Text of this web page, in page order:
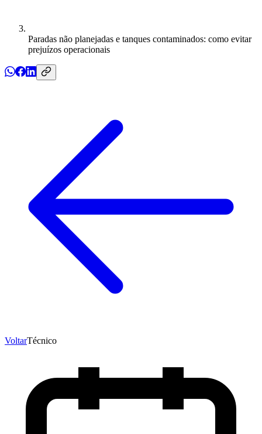
Paradas não planejadas e tanques contaminados: como evitar
prejuízos operacionais
VoltarTécnico